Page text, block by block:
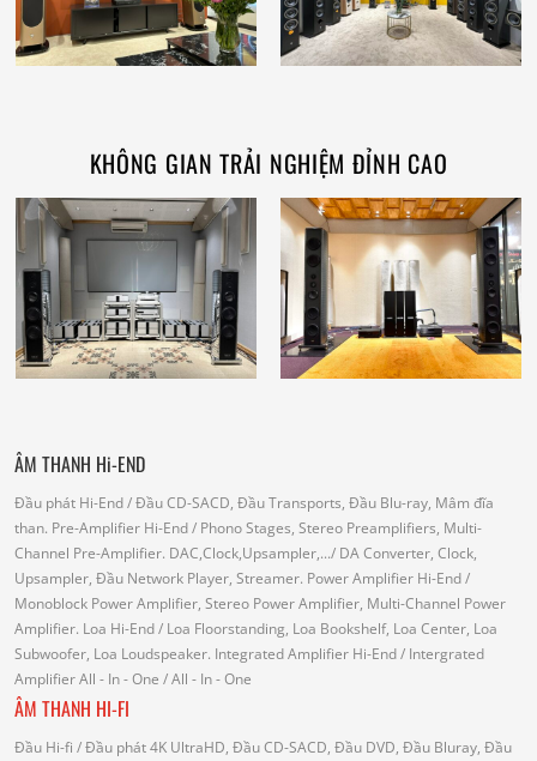
KHÔNG GIAN TRẢI NGHIỆM ĐỈNH CAO
ÂM THANH Hi-END
Đầu phát Hi-End/ Đầu CD-SACD, Đầu Transports, Đầu Blu-ray, Mâm đĩa
than. Pre-Amplifier Hi-End/ Phono Stages, Stereo Preamplifiers, Multi-
Channel Pre-Amplifier. DAC,Clock,Upsampler,.../ DA Converter, Clock,
Upsampler, Đầu Network Player, Streamer. Power Amplifier Hi-End/
Monoblock Power Amplifier, Stereo Power Amplifier, Multi-Channel Power
Amplifier. Loa Hi-End/ Loa Floorstanding, Loa Bookshelf, Loa Center, Loa
Subwoofer, Loa Loudspeaker. Integrated Amplifier Hi-End/ Intergrated
AmplifierAll - In - One / All - In - One
ÂM THANH HI-FI
Đầu Hi-fi / Đầu phát 4K UltraHD, Đầu CD-SACD, Đầu DVD, Đầu Bluray, Đầu